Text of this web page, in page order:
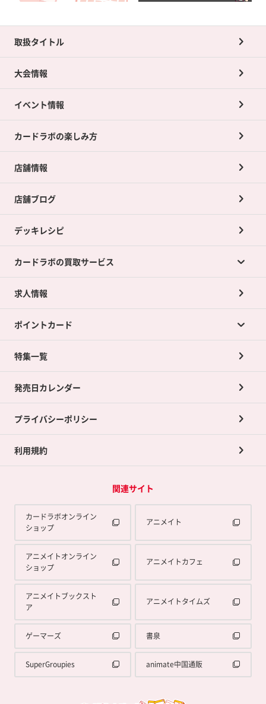
取扱タイトル
大会情報
イベント情報
カードラボの楽しみ方
店舗情報
店舗ブログ
デッキレシピ
カードラボの買取サービス
カードラボの買取サービスTOP
店舗買取について
ネット買取について
買取承諾書について
求人情報
ポイントカード
ポイントカードTOP
ポイント交換景品
特集一覧
発売日カレンダー
プライバシーポリシー
利用規約
関連サイト
カードラボオンライン
ショップ
アニメイト
アニメイトオンライン
ショップ
アニメイトカフェ
アニメイトブックスト
ア
アニメイトタイムズ
ゲーマーズ 書泉
SuperGroupies animate中国通販